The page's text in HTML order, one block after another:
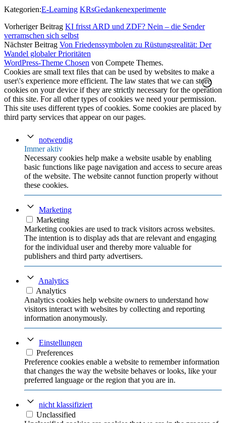
Kategorien:E-Learning KRsGedankenexperimente
Vorheriger Beitrag KI frisst ARD und ZDF? Nein – die Sender
verramschen sich selbst
Nächster Beitrag Von Friedenssymbolen zu Rüstungsrealität: Der
Wandel globaler Prioritäten
WordPress-Theme Chosen von Compete Themes.
Cookies are small text files that can be used by websites to make a
user\'s experience more efficient. The law states that we can store
cookies on your device if they are strictly necessary for the operation
of this site. For all other types of cookies we need your permission.
This site uses different types of cookies. Some cookies are placed by
third party services that appear on our pages.
notwendig
Immer aktiv
Necessary cookies help make a website usable by enabling
basic functions like page navigation and access to secure areas
of the website. The website cannot function properly without
these cookies.
Marketing
Marketing
Marketing cookies are used to track visitors across websites.
The intention is to display ads that are relevant and engaging
for the individual user and thereby more valuable for
publishers and third party advertisers.
Analytics
Analytics
Analytics cookies help website owners to understand how
visitors interact with websites by collecting and reporting
information anonymously.
Einstellungen
Preferences
Preference cookies enable a website to remember information
that changes the way the website behaves or looks, like your
preferred language or the region that you are in.
nicht klassifiziert
Unclassified